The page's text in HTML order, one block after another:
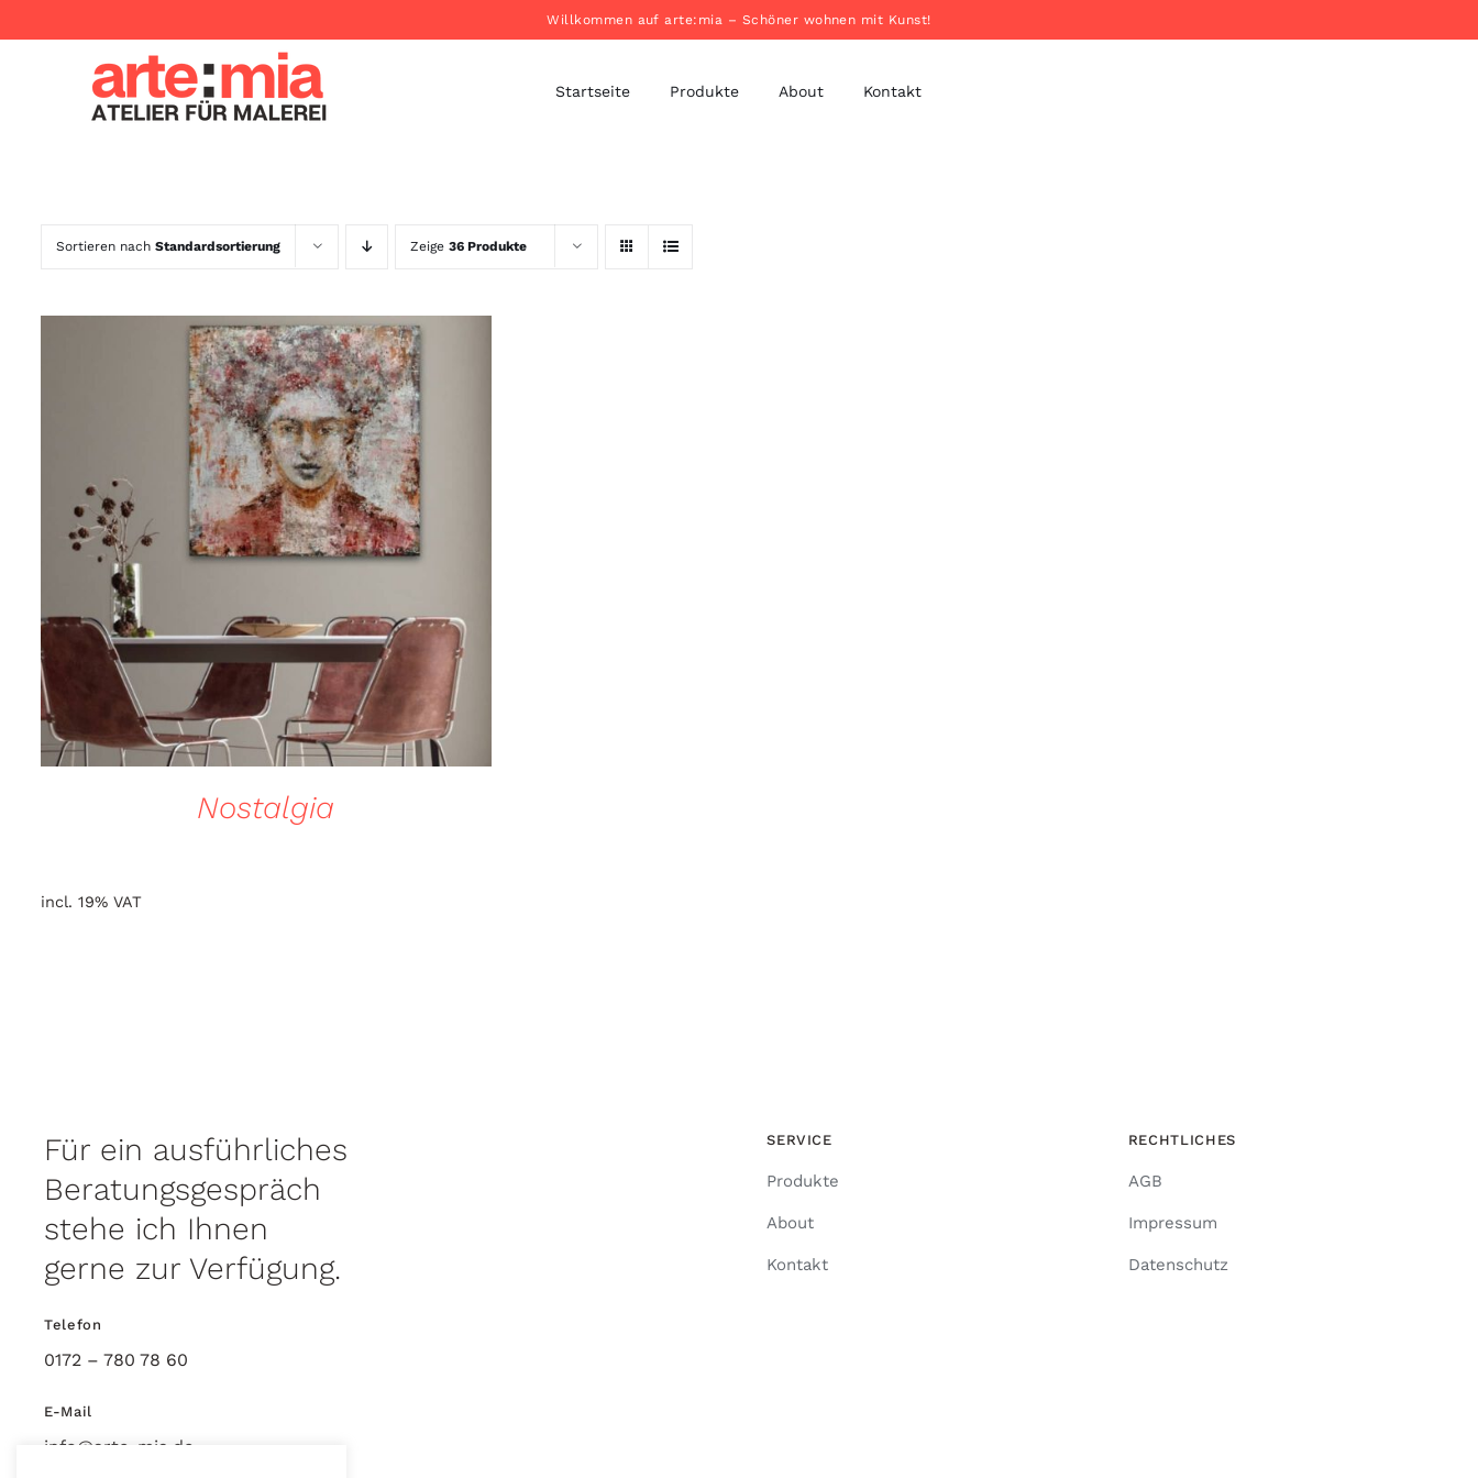
Inhalt
Willkommen auf arte:mia – Schöner wohnen mit Kunst!
Startseite Produkte About Kontakt
Sortieren nach Standardsortierung Zeige 36 Produkte
QUICK VIEW
Nostalgia
incl. 19% VAT
Für ein ausführliches
Beratungsgespräch
stehe ich Ihnen
gerne zur Verfügung.
Telefon
0172 – 780 78 60
E-Mail
info@arte-mia.de
SERVICE
Produkte
About
Kontakt
RECHTLICHES
AGB
Impressum
Datenschutz